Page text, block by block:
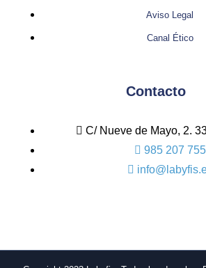
Aviso Legal
Canal Ético
Contacto
C/ Nueve de Mayo, 2.
985 207 755